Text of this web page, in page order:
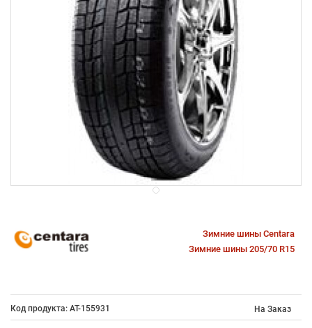
Зимние шины Centara
Зимние шины 205/70 R15
Код продукта: AT-155931 На Заказ